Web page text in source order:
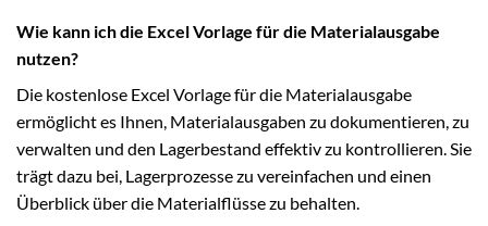
Wie kann ich die Excel Vorlage für die Materialausgabe
nutzen?
Die kostenlose Excel Vorlage für die Materialausgabe
ermöglicht es Ihnen, Materialausgaben zu dokumentieren, zu
verwalten und den Lagerbestand effektiv zu kontrollieren. Sie
trägt dazu bei, Lagerprozesse zu vereinfachen und einen
Überblick über die Materialflüsse zu behalten.